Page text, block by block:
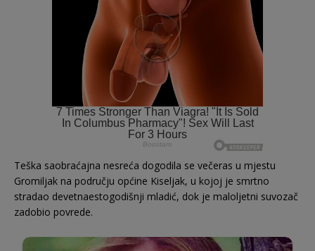
Teška saobraćajna nesreća dogodila se večeras u mjestu
Gromiljak na području općine Kiseljak, u kojoj je smrtno
stradao devetnaestogodišnji mladić, dok je maloljetni suvozač
zadobio povrede.